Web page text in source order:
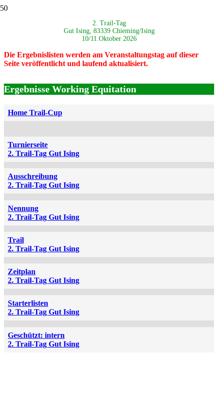
2. Trail-Tag
Gut Ising, 83339 Chieming/Ising
10/11.Oktober 2026
Die Ergebnislisten werden am Veranstaltungstag auf dieser
Seite veröffentlicht und laufend aktualisiert.
Ergebnisse Working Equitation
Home Trail-Cup
Turnierseite
2. Trail-Tag Gut Ising
Ausschreibung
2. Trail-Tag Gut Ising
Nennung
2. Trail-Tag Gut Ising
Trail
2. Trail-Tag Gut Ising
Zeitplan
2. Trail-Tag Gut Ising
Starterlisten
2. Trail-Tag Gut Ising
Geschützt: intern
2. Trail-Tag Gut Ising